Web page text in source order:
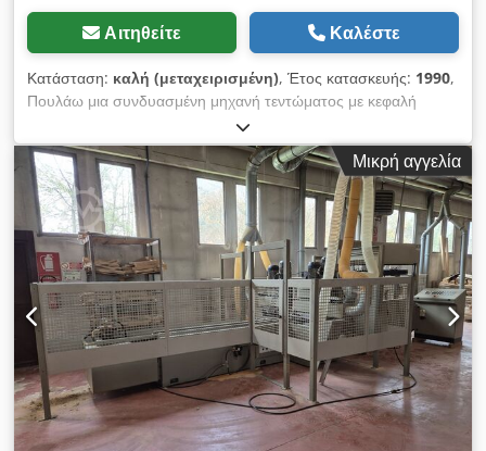
Αιτηθείτε Καλέστε
Κατάσταση: καλή (μεταχειρισμένη), Έτος κατασκευής: 1990,
Πουλάω μια συνδυασμένη μηχανή τεντώματος με κεφαλή
διάνοιξης BALESTRINI I2F 1 ανακλινόμενο τραπέζι με
πνευματική πίεση υλικού. Αυτόματο πριόνι κοπής από κάτω.
Csdpfx Aohw Dfnob Herf Κεφαλή φρεζαρίσματος για
τενόντιση ή δακτυλοσύνδεση. Κεφαλή διάτρησης για διπλή
διάτρηση 3 ατράκτων. Περιστρέφεται κατά 360° σε
οποιαδήποτε θέση. Αυτόματη τροφοδοσία. Τοποθέτηση
αισθητήρων άκρου. Διατίθεται με τον ίδιο τρόπο.
Μικρή αγγελία